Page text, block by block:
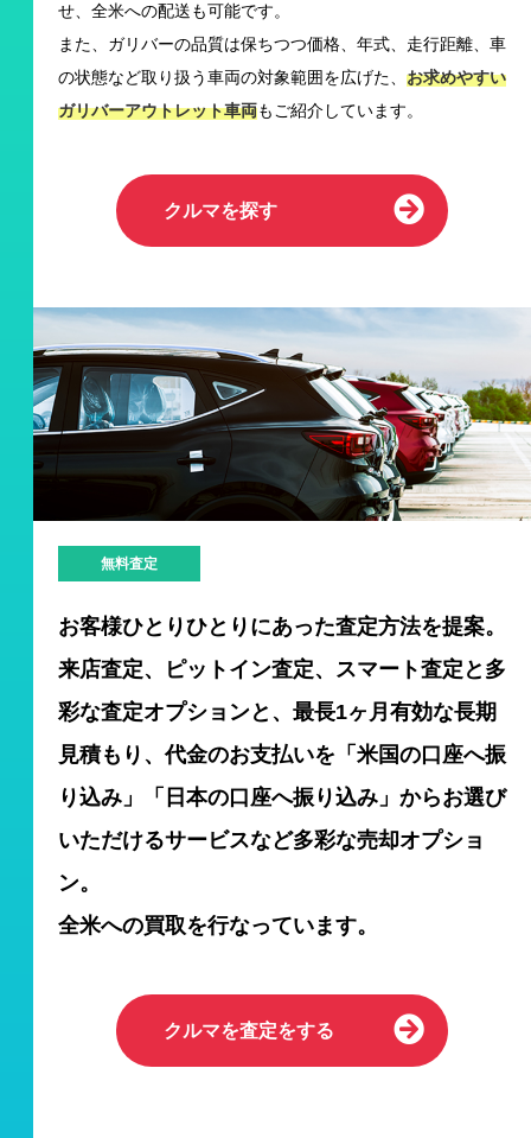
せ、全米への配送も可能です。
また、ガリバーの品質は保ちつつ価格、年式、走行距離、車
の状態など取り扱う車両の対象範囲を広げた、 お求めやすい
ガリバーアウトレット車両もご紹介しています。
クルマを探す
無料査定
お客様ひとりひとりにあった査定方法を提案。
来店査定、ピットイン査定、スマート査定と多
彩な査定オプションと、最長1ヶ月有効な長期
見積もり、代金のお支払いを「米国の口座へ振
り込み」「日本の口座へ振り込み」からお選び
いただけるサービスなど多彩な売却オプショ
ン。
全米への買取を行なっています。
クルマを査定をする